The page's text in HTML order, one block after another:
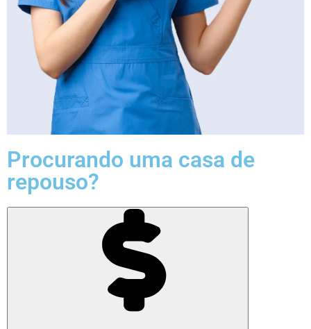
Procurando uma casa de
repouso?